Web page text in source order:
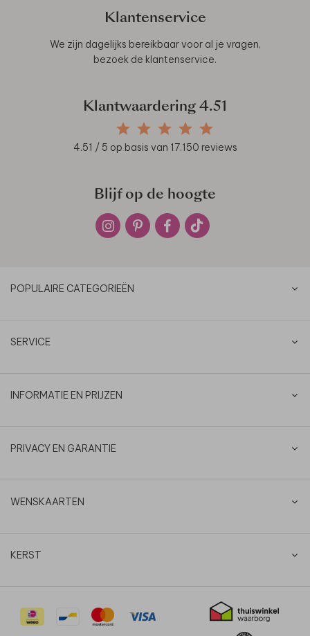
Klantenservice
We zijn dagelijks bereikbaar voor al je vragen,
bezoek de klantenservice.
Klantwaardering 4.51
4.51 / 5 op basis van 17.150 reviews
Blijf op de hoogte
POPULAIRE CATEGORIEËN
SERVICE
INFORMATIE EN PRIJZEN
PRIVACY EN GARANTIE
WENSKAARTEN
KERST